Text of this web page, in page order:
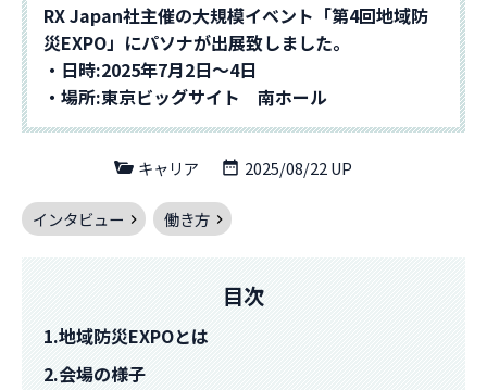
RX Japan社主催の大規模イベント「第4回地域防
災EXPO」にパソナが出展致しました。
・日時:2025年7月2日〜4日
・場所:東京ビッグサイト 南ホール
キャリア 2025/08/22 UP
インタビュー 働き方
目次
1.地域防災EXPOとは
2.会場の様子